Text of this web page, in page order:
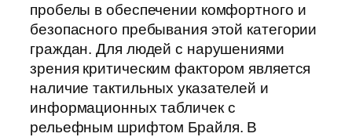
пробелы в обеспечении комфортного и
безопасного пребывания этой категории
граждан. Для людей с нарушениями
зрения критическим фактором является
наличие тактильных указателей и
информационных табличек с
рельефным шрифтом Брайля. В